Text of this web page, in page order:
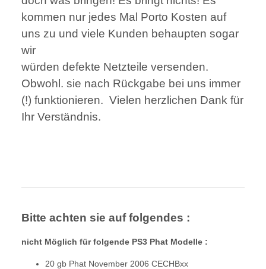
kommen nur jedes Mal Porto Kosten auf
uns zu und viele Kunden behaupten sogar
wir
würden defekte Netzteile versenden.
Obwohl. sie nach Rückgabe bei uns immer
(!) funktionieren. Vielen herzlichen Dank für
Ihr Verständnis.
Bitte achten sie auf folgendes :
nicht Möglich für folgende PS3 Phat Modelle :
20 gb Phat November 2006 CECHBxx